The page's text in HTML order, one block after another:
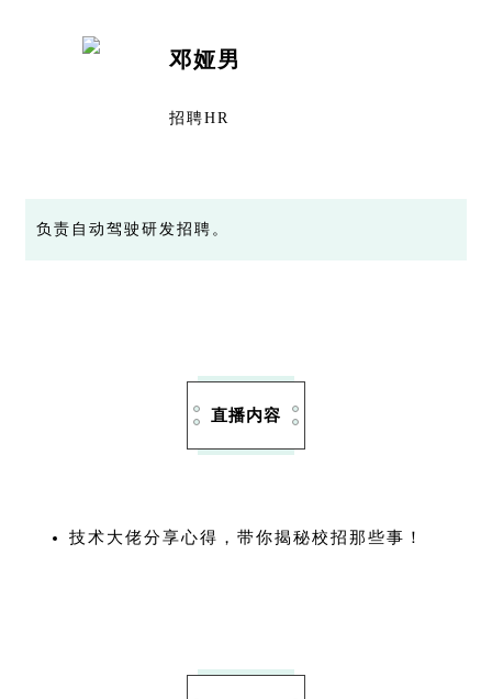
邓娅男
招聘HR
负责自动驾驶研发招聘。
直播内容
技术大佬分享心得，带你揭秘校招那些事！